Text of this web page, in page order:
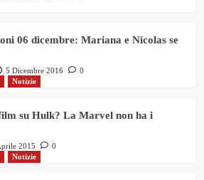
06 dicembre: Mariana e Nicolas se
5 Dicembre 2016
0
Notizie
su Hulk? La Marvel non ha i
2015
0
Notizie